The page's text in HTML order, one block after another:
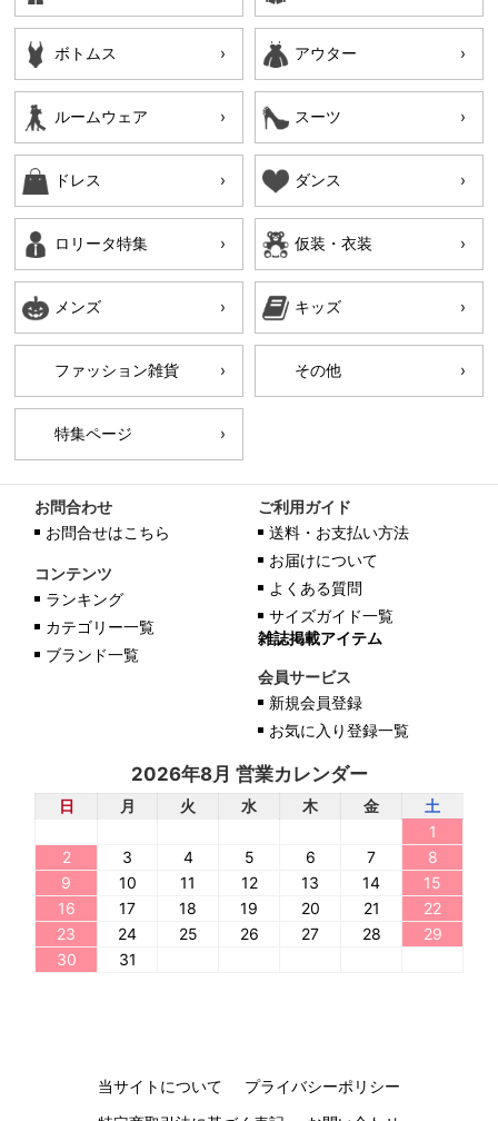
ボトムス アウター
ルームウェア スーツ
ドレス ダンス
ロリータ特集 仮装・衣装
メンズ キッズ
ファッション雑貨 その他
特集ページ
お問合わせ
お問合せはこちら
コンテンツ
ランキング
カテゴリー一覧
ブランド一覧
ご利用ガイド
送料・お支払い方法
お届けについて
よくある質問
サイズガイド一覧
雑誌掲載アイテム
会員サービス
新規会員登録
お気に入り登録一覧
2026年8月 営業カレンダー
日 月 火 水 木 金
土
1
2
3 4 5 6 7
8
9
10 11 12 13 14
15
16
17 18 19 20 21
22
23
24 25 26 27 28
29
30
31
当サイトについて
プライバシーポリシー